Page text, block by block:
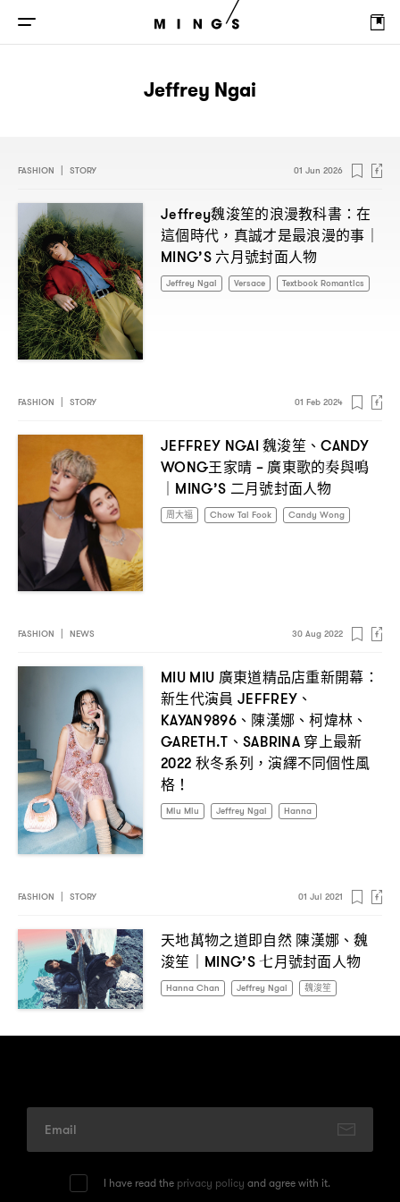
Jeffrey Ngai
FASHION STORY 01 Jun 2026
Jeffrey魏浚笙的浪漫教科書 ：在
這個時代 ， 真誠才是最浪漫的事
MING’S 六月號封面人物
Jeffrey Ngai Versace Textbook Romantics
FASHION STORY 01 Feb 2024
JEFFREY NGAI魏浚笙、CANDY
WONG王家晴 –廣東歌的奏與鳴
｜MING’S 二月號封面人物
周大福 Chow Tai Fook Candy Wong
FASHION NEWS 30 Aug 2022
MIU MIU 廣東道精品店重新開幕 ：
新生代演員 JEFFREY 、
KAYAN9896、陳漢娜、柯煒林、
GARETH.T 、 SABRINA 穿上最新
2022 秋冬系列 ，演繹不同個性風
格 ！
Miu Miu Jeffrey Ngai Hanna
FASHION STORY 01 Jul 2021
天地萬物之道即自然 陳漢娜、魏
浚笙 ｜MING’S七月號封面人物
Hanna Chan Jeffrey Ngai 魏浚笙
I have read the privacy policy and agree with it.